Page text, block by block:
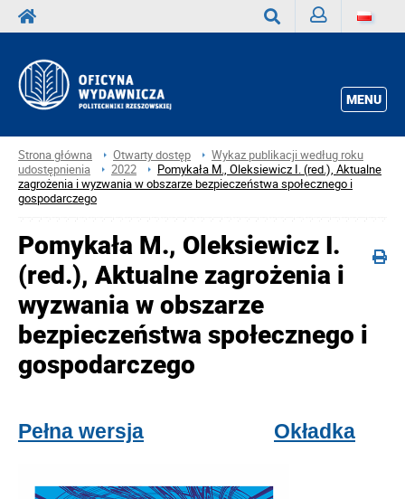
MENU
Strona główna Otwarty dostęp
Wykaz publikacji według roku
udostępnienia
2022
Pomykała M., Oleksiewicz I. (red.), Aktualne
zagrożenia i wyzwania w obszarze bezpieczeństwa społecznego i
gospodarczego
Pomykała M., Oleksiewicz I.
(red.), Aktualne zagrożenia i
wyzwania w obszarze
bezpieczeństwa społecznego i
gospodarczego
Pełna wersja Okładka